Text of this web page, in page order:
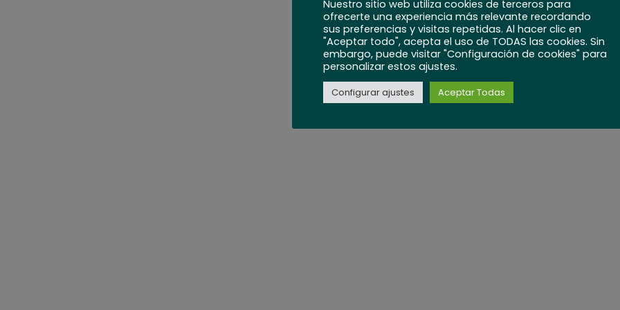
Nuestro sitio web utiliza cookies de terceros para
ofrecerte una experiencia más relevante recordando
sus preferencias y visitas repetidas. Al hacer clic en
"Aceptar todo", acepta el uso de TODAS las cookies. Sin
embargo, puede visitar "Configuración de cookies" para
personalizar estos ajustes.
Configurar ajustes Aceptar Todas